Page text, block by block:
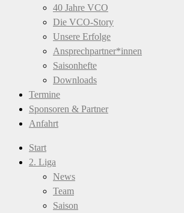
40 Jahre VCO
Die VCO-Story
Unsere Erfolge
Ansprechpartner*innen
Saisonhefte
Downloads
Termine
Sponsoren & Partner
Anfahrt
Start
2. Liga
News
Team
Saison